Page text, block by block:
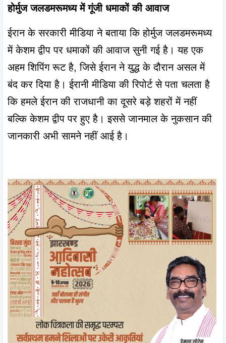
होर्मुज जलडमरूमध्य में गूंजी धमाकों की आवाज
ईरान के सरकारी मीडिया ने बताया कि होर्मुज जलडमरूमध्य
में केशम द्वीप पर धमाकों की आवाज सुनी गई है। यह एक
अहम शिपिंग रूट है, जिसे ईरान ने युद्ध के दौरान असल में
बंद कर दिया है। ईरानी मीडिया की रिपोर्ट से पता चलता है
कि हमले ईरान की राजधानी का दूसरे बड़े शहरों में नहीं
बल्कि केशम द्वीप पर हुए है। इससे जानमाल के नुकसान की
जानकारी अभी सामने नहीं आई है।